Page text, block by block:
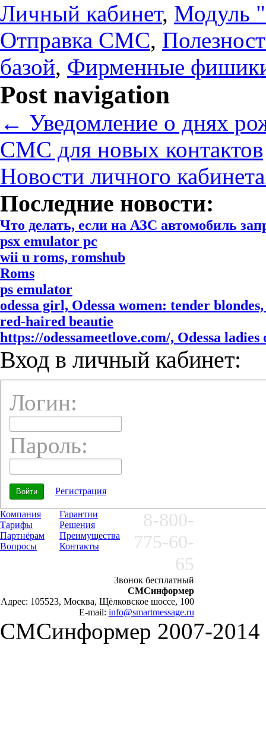
Личный кабинет, Модуль
Отправка СМС,
базой, Фирменные
Post navigation
← Уведомление о днях
СМС для новых контактов
Новости личного
Последние новости:
Что делать, если на АЗС автомобиль
psx emulator pc
wii u roms, romshub
Roms
ps emulator
odessa girl, Odessa women: tender
red-haired beautie
https://odessameetlove.com/, Odessa
Вход в личный кабинет:
Логин:
Пароль:
Регистрация
Компания
Тарифы
Партнёрам
Вопросы
Гарантии
Решения
Преимущества
Контакты
8-800-
775-60-
65
Звонок бесплатный
СМСинформер
Адрес: 105523, Москва, Щёлковское шоссе, 100
E-mail: info@smartmessage.ru
СМСинформер 2007-2014